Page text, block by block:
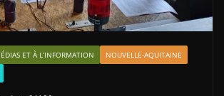
ET À L’INFORMATION
NOUVELLE-AQUITAINE